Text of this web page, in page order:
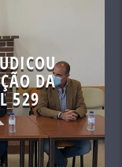
DA
529